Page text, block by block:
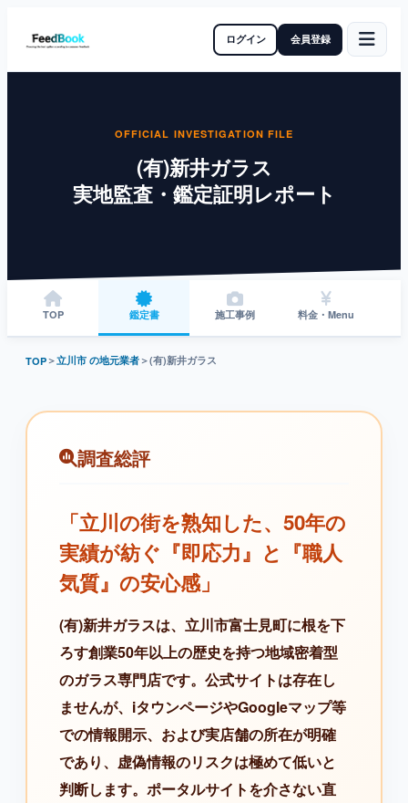
ログイン 会員登録
OFFICIAL INVESTIGATION FILE
(有)新井ガラス
実地監査・鑑定証明レポート
TOP 鑑定書 施工事例 料金・Menu
TOP＞立川市 の地元業者＞(有)新井ガラス
調査総評
「立川の街を熟知した、50年の
実績が紡ぐ『即応力』と『職人
気質』の安心感」
(有)新井ガラスは、立川市富士見町に根を下
ろす創業50年以上の歴史を持つ地域密着型
のガラス専門店です。公式サイトは存在し
ませんが、iタウンページやGoogleマップ等
での情報開示、および実店舗の所在が明確
であり、虚偽情報のリスクは極めて低いと
判断します。ポータルサイトを介さない直